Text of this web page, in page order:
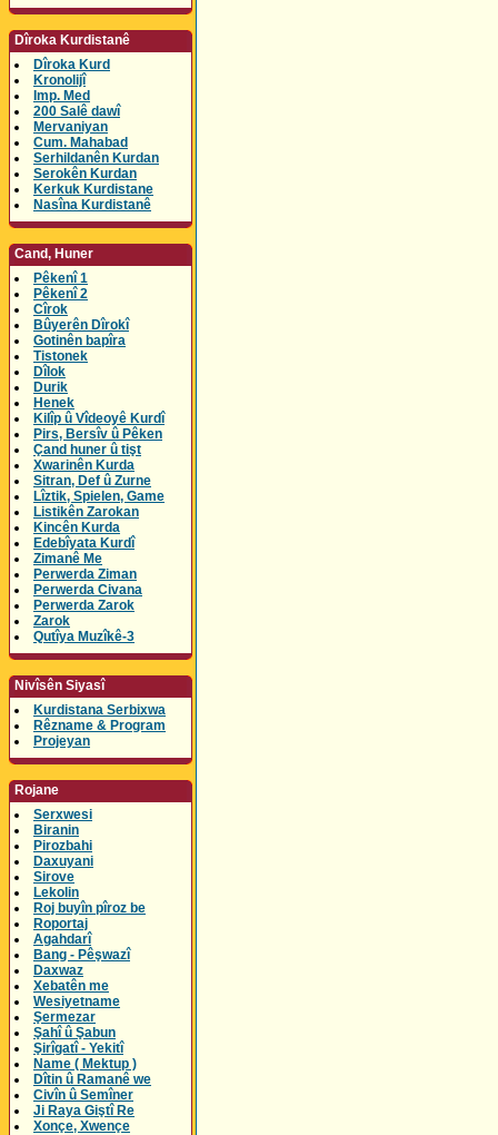
Dîroka Kurdistanê
Dîroka Kurd
Kronolijî
Imp. Med
200 Salê dawî
Mervaniyan
Cum. Mahabad
Serhildanên Kurdan
Serokên Kurdan
Kerkuk Kurdistane
Nasîna Kurdistanê
Cand, Huner
Pêkenî 1
Pêkenî 2
Cîrok
Bûyerên Dîrokî
Gotinên bapîra
Tistonek
Dîlok
Durik
Henek
Kilîp û Vîdeoyê Kurdî
Pirs, Bersîv û Pêken
Çand huner û tişt
Xwarinên Kurda
Sitran, Def û Zurne
Lîztik, Spielen, Game
Listikên Zarokan
Kincên Kurda
Edebîyata Kurdî
Zimanê Me
Perwerda Ziman
Perwerda Civana
Perwerda Zarok
Zarok
Qutîya Muzîkê-3
Nivîsên Siyasî
Kurdistana Serbixwa
Rêzname & Program
Projeyan
Rojane
Serxwesi
Biranin
Pirozbahi
Daxuyani
Sirove
Lekolin
Roj buyîn pîroz be
Roportaj
Agahdarî
Bang - Pêşwazî
Daxwaz
Xebatên me
Wesiyetname
Şermezar
Şahî û Şabun
Şirîgatî - Yekitî
Name ( Mektup )
Dîtin û Ramanê we
Civîn û Semîner
Ji Raya Giştî Re
Xonçe, Xwençe